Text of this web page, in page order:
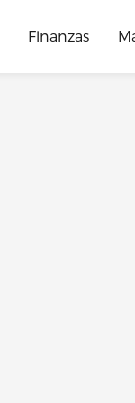
Finanzas